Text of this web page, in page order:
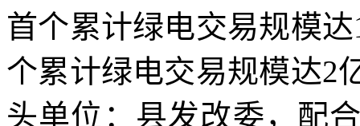
首个累计绿电交易规模
个累计绿电交易规模达2
头单位：县发改委，配